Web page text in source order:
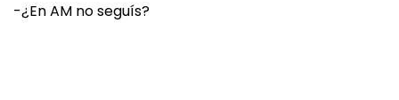
-¿En AM no seguís?